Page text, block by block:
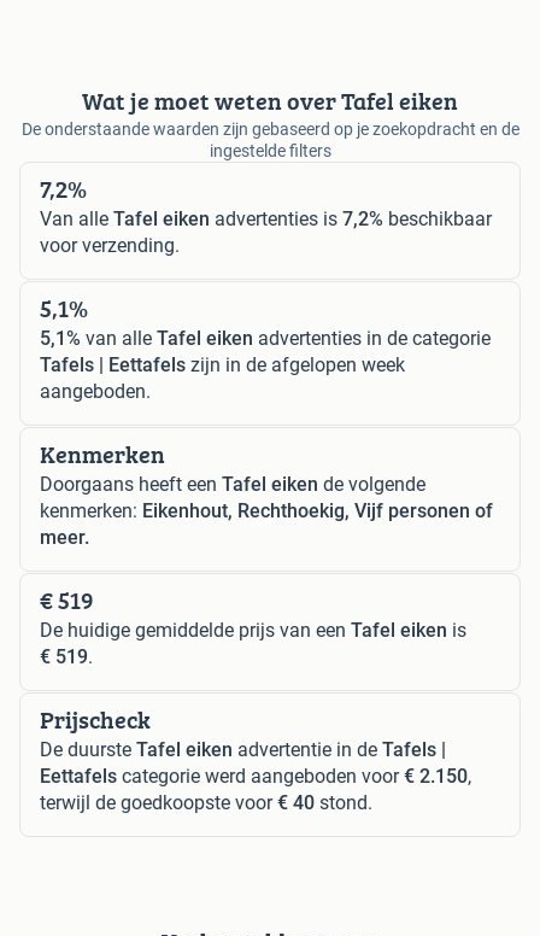
Wat je moet weten over Tafel eiken
De onderstaande waarden zijn gebaseerd op je zoekopdracht en de
ingestelde filters
7,2%
Van alle Tafel eiken advertenties is 7,2% beschikbaar
voor verzending.
5,1%
5,1% van alle Tafel eiken advertenties in de categorie
Tafels | Eettafels zijn in de afgelopen week
aangeboden.
Kenmerken
Doorgaans heeft een Tafel eiken de volgende
kenmerken: Eikenhout, Rechthoekig, Vijf personen of
meer.
€ 519
De huidige gemiddelde prijs van een Tafel eiken is
€ 519.
Prijscheck
De duurste Tafel eiken advertentie in de Tafels |
Eettafels categorie werd aangeboden voor€ 2.150,
terwijl de goedkoopste voor€ 40 stond.